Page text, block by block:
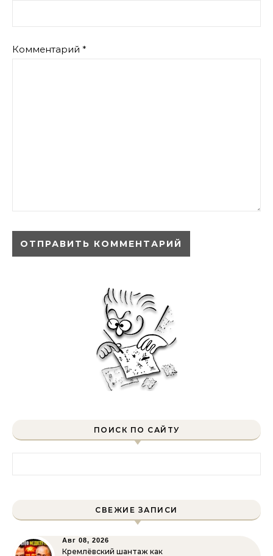
Комментарий *
ПОИСК ПО САЙТУ
СВЕЖИЕ ЗАПИСИ
Авг 08, 2026
Кремлёвский шантаж как